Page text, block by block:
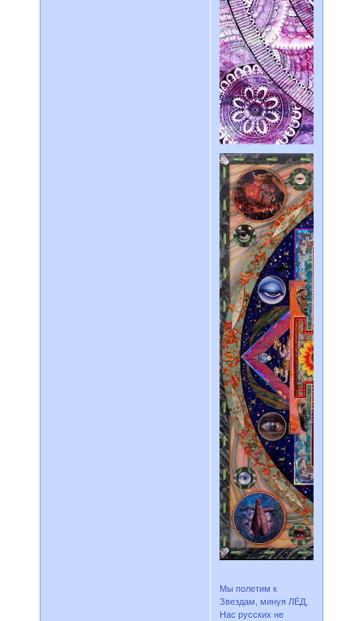
Мы полетим к
Звездам, минуя ЛЁД,
Нас русских не